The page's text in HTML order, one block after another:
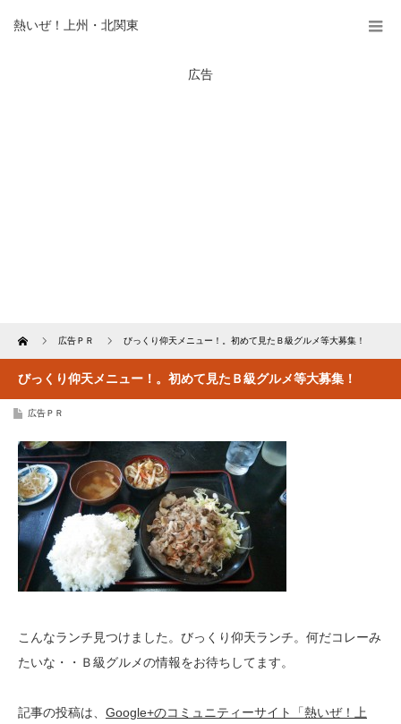
熱いぜ！上州・北関東
広告
Home 広告ＰＲ びっくり仰天メニュー！。初めて見たＢ級グルメ等大募集！
びっくり仰天メニュー！。初めて見たＢ級グルメ等大募集！
広告ＰＲ
こんなランチ見つけました。びっくり仰天ランチ。何だコレーみ
たいな・・Ｂ級グルメの情報をお待ちしてます。
記事の投稿は、 Google+のコミュニティーサイト「熱いぜ！上